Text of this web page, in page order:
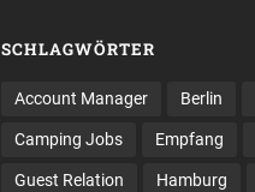
SCHLAGWÖRTER
Account Manager Berlin
Camping Jobs Empfang
Guest Relation Hamburg